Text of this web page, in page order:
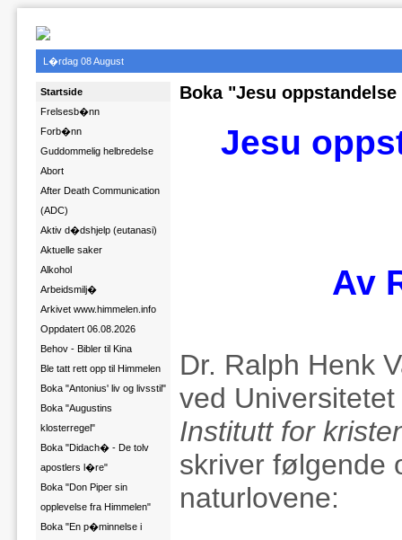
L�rdag 08 August
Startside
Frelsesb�nn
Forb�nn
Guddommelig helbredelse
Abort
After Death Communication
(ADC)
Aktiv d�dshjelp (eutanasi)
Aktuelle saker
Alkohol
Arbeidsmilj�
Arkivet www.himmelen.info
Oppdatert 06.08.2026
Behov - Bibler til Kina
Ble tatt rett opp til Himmelen
Boka "Antonius' liv og livsstil"
Boka "Augustins
klosterregel"
Boka "Didach� - De tolv
apostlers l�re"
Boka "Don Piper sin
opplevelse fra Himmelen"
Boka "En p�minnelse i
Boka "Jesu
Jesu
Av
Dr. Ralph Henk
ved
Institutt for
skriver følgende
naturlovene: